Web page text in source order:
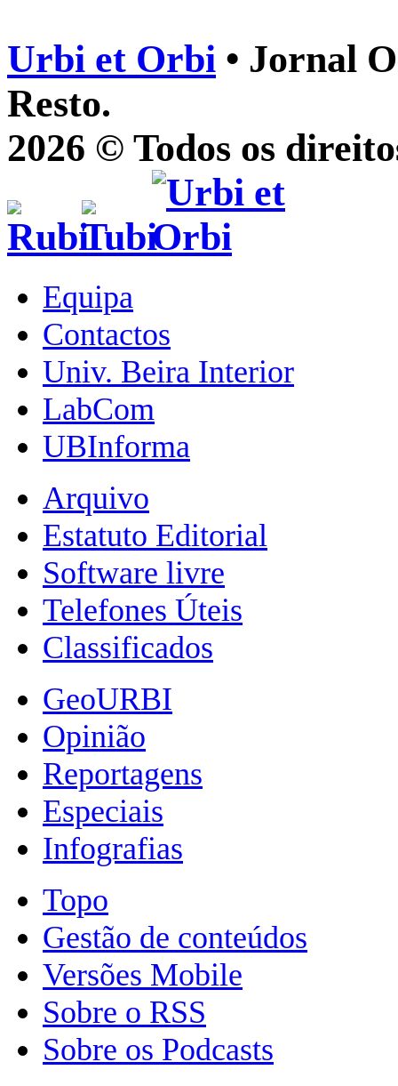
Urbi et Orbi • Jornal
Resto.
2026 © Todos os
Equipa
Contactos
Univ. Beira Interior
LabCom
UBInforma
Arquivo
Estatuto Editorial
Software livre
Telefones Úteis
Classificados
GeoURBI
Opinião
Reportagens
Especiais
Infografias
Topo
Gestão de conteúdos
Versões Mobile
Sobre o RSS
Sobre os Podcasts